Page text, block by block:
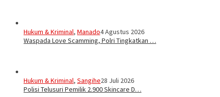
Hukum & Kriminal, Manado4 Agustus 2026
Waspada Love Scamming, Polri Tingkatkan …
Hukum & Kriminal, Sangihe28 Juli 2026
Polisi Telusuri Pemilik 2.900 Skincare D…